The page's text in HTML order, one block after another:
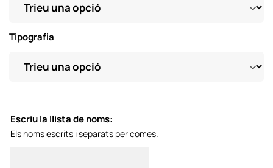
Tipografia
Escriu la llista de noms:
Els noms escrits i separats per comes.